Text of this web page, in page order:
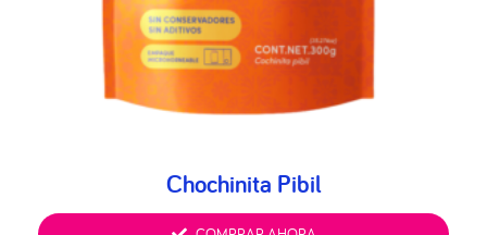
Chochinita Pibil